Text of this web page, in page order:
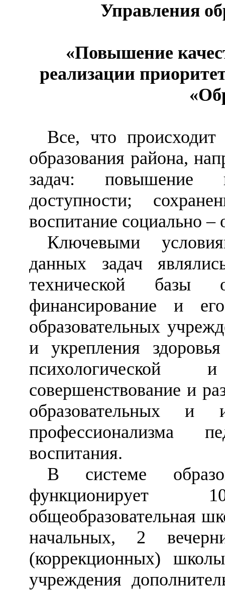
Управления
«Повышение
реализации
Все, что
образования района,
задач: повышение
доступности;
воспитание социально–
Ключевыми
данных задач
технической базы
финансирование и
образовательных
и укрепления
психологической
совершенствование и
образовательных и
профессионализма
воспитания.
В системе
общеобразовательная
начальных, 2
(коррекционных)
учреждения